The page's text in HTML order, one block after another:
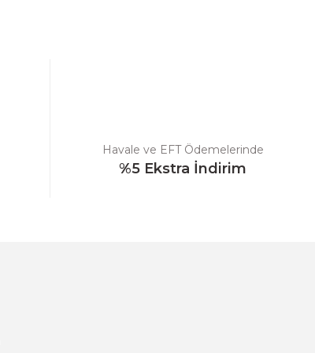
Havale ve EFT Ödemelerinde
%5 Ekstra İndirim